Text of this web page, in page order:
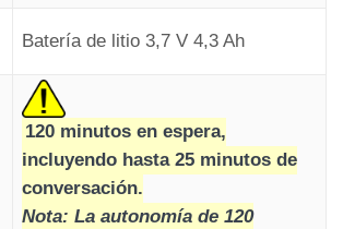
enviada» permanece
el indicador «Comunicación
se apaga (de acuerdo con los
la norma EN81-28).
Batería de litio 3,7 V 4,3 Ah
120 minutos en espera,
incluyendo hasta 25 minutos de
conversación.
Nota: La autonomía de 120